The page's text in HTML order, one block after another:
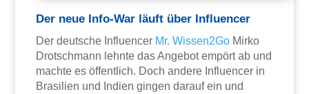
Der neue Info-War läuft über Influencer
Der deutsche Influencer Mr. Wissen2Go Mirko
Drotschmann lehnte das Angebot empört ab und
machte es öffentlich. Doch andere Influencer in
Brasilien und Indien gingen darauf ein und